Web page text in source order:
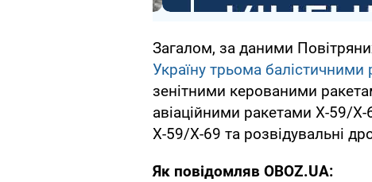
Загалом, за даними
Україну трьома
зенітними керованими
авіаційними ракетами Х-59/
Х-59/Х-69 та розвідувальні
Як повідомляв OBOZ.UA: